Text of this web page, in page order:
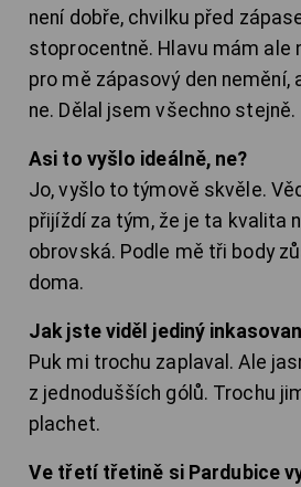
není dobře, chvilku před
stoprocentně. Hlavu mám ale
pro mě zápasový den nemění,
ne. Dělal jsem všechno stejně.
Asi to vyšlo ideálně, ne?
Jo, vyšlo to týmově skvěle.
přijíždí za tým, že je ta kvalita
obrovská. Podle mě tři body
doma.
Jak jste viděl jediný
Puk mi trochu zaplaval. Ale
z jednodušších gólů. Trochu
plachet.
Ve třetí třetině si Pardubice